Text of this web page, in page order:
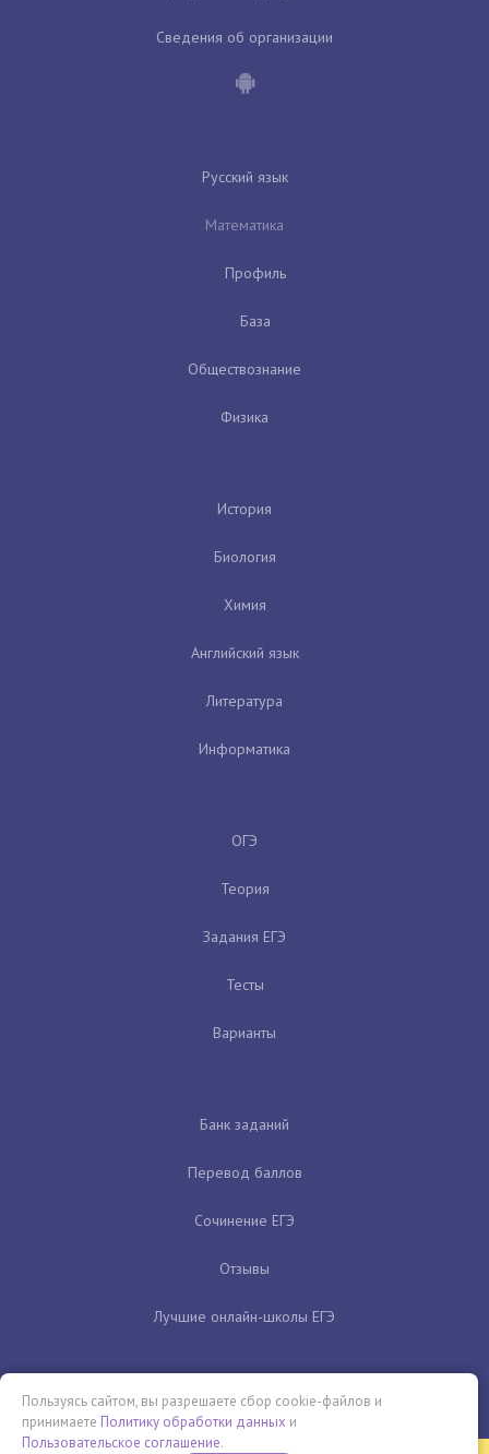
Сведения об организации
Русский язык
Математика
Профиль
База
Обществознание
Физика
История
Биология
Химия
Английский язык
Литература
Информатика
ОГЭ
Теория
Задания ЕГЭ
Тесты
Варианты
Банк заданий
Перевод баллов
Сочинение ЕГЭ
Отзывы
Лучшие онлайн-школы ЕГЭ
Пользуясь сайтом, вы разрешаете сбор cookie-файлов и
принимаете Политику обработки данных и
Пользовательское соглашение.